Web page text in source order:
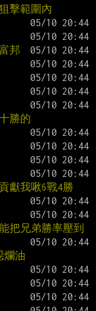
擊範圍內
邦
勝的
獻我啾6戰4勝
把兄弟勝率壓到
爛油